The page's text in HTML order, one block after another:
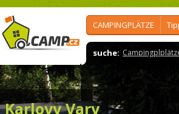
CAMPINGPLÄTZE
suche:
Karlovy Vary